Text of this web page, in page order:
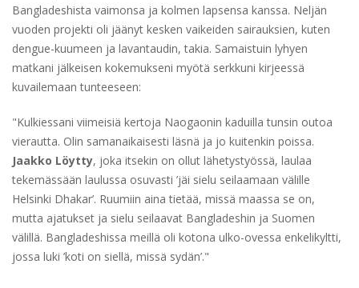
Bangladeshista vaimonsa ja kolmen lapsensa kanssa. Neljän
vuoden projekti oli jäänyt kesken vaikeiden sairauksien, kuten
dengue-kuumeen ja lavantaudin, takia. Samaistuin lyhyen
matkani jälkeisen kokemukseni myötä serkkuni kirjeessä
kuvailemaan tunteeseen:
"Kulkiessani viimeisiä kertoja Naogaonin kaduilla tunsin outoa
vierautta. Olin samanaikaisesti läsnä ja jo kuitenkin poissa.
Jaakko Löytty, joka itsekin on ollut lähetystyössä, laulaa
tekemässään laulussa osuvasti ’jäi sielu seilaamaan välille
Helsinki Dhakar’. Ruumiin aina tietää, missä maassa se on,
mutta ajatukset ja sielu seilaavat Bangladeshin ja Suomen
välillä. Bangladeshissa meillä oli kotona ulko-ovessa enkelikyltti,
jossa luki ’koti on siellä, missä sydän’."